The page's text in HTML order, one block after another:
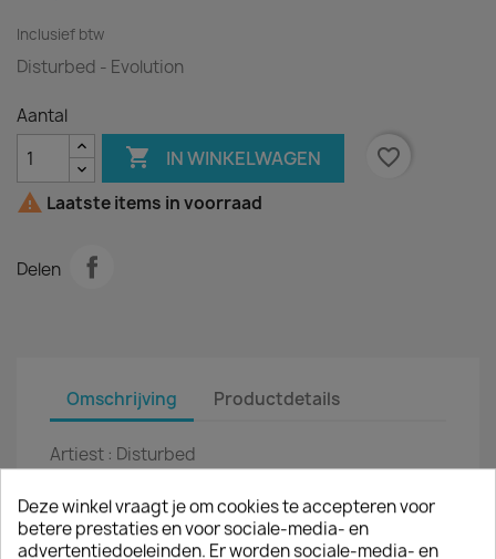
Inclusief btw
Disturbed - Evolution
Aantal
 IN WINKELWAGEN
favorite_border
 Laatste items in voorraad
Delen
Omschrijving Productdetails
Artiest : Disturbed
Titel :
Evolution
LP 12"
Deze winkel vraagt je om cookies te accepteren voor
betere prestaties en voor sociale-media- en
advertentiedoeleinden. Er worden sociale-media- en